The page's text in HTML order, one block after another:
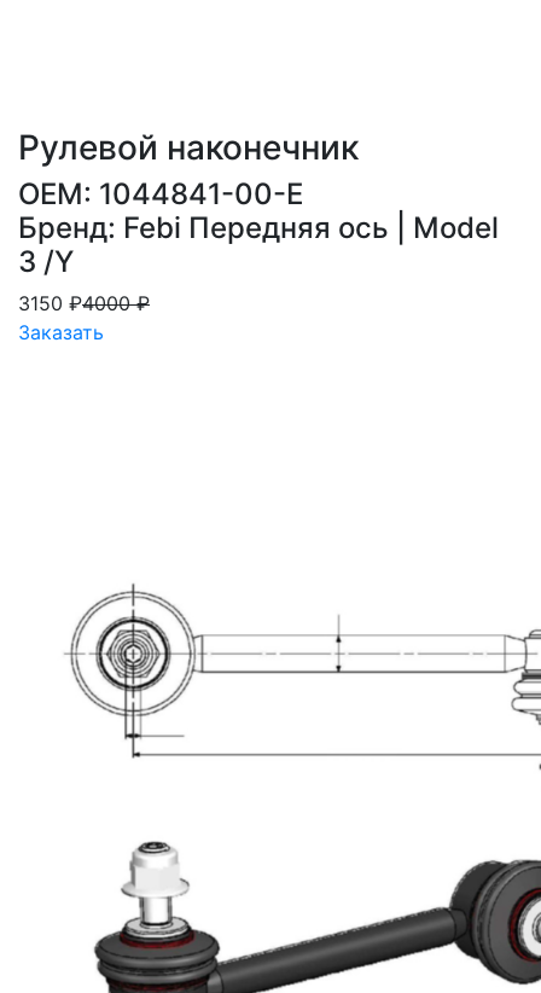
Рулевой наконечник
OEM: 1044841-00-E
Бренд: Febi Передняя ось | Model
3 /Y
3150 ₽4000 ₽
Заказать